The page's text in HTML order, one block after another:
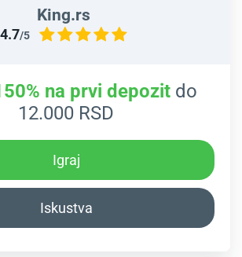
King.rs
4.7/5
na prvi depozitdo
12.000 RSD
Igraj
Iskustva